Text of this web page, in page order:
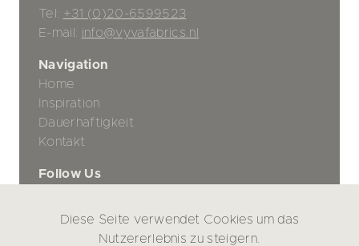
Tel: +31 (0)20-6599523
E-mail: info@vyvafabrics.nl
Navigation
Home
Inspiration
Dauerhaftigkeit
Kontakt
Follow Us
Datenschutz-Bestimmungen
Diese Seite verwendet Cookies um das
Nutzererlebnis zu steigern.